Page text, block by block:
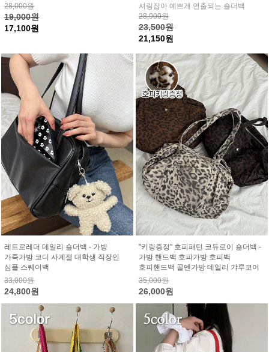
28,000원
19,000원
17,100원
셔링잡아 예쁘게 연출되는 숄더백
28,900원
23,500원
21,150원
레트로레더 데일리 숄더백 - 가방
가죽가방 코디 사계절 대학생 직장인
심플 스퀘어백
33,000원
24,800원
"키링증정" 호피패턴 코듀로이 숄더백 -
가방 핸드백 호피가방 호피백
호피핸드백 골덴가방 데일리 갸루코어
35,000원
26,000원